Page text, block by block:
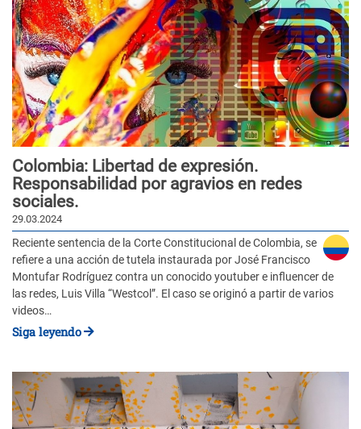
Colombia: Libertad de expresión.
Responsabilidad por agravios en redes
sociales.
29.03.2024
Reciente sentencia de la Corte Constitucional de Colombia, se
refiere a una acción de tutela instaurada por José Francisco
Montufar Rodríguez contra un conocido youtuber e influencer de
las redes, Luis Villa “Westcol”. El caso se originó a partir de varios
videos…
Siga leyendo